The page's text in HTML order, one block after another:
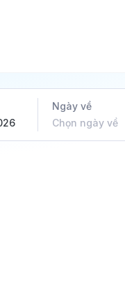
Ngày về
Chọn ngày về